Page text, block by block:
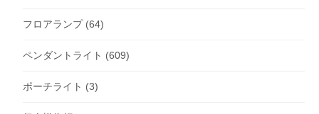
フロアランプ(64)
ペンダントライト (609)
ポーチライト (3)